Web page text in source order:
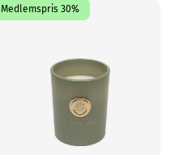
Medlemspris 30%